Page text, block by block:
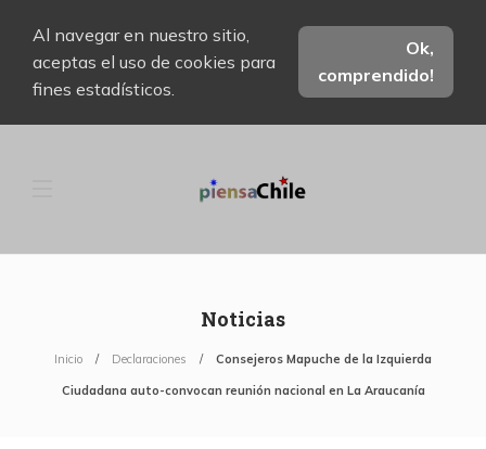
Al navegar en nuestro sitio,
aceptas el uso de cookies para
fines estadísticos.
Ok,
comprendido!
Noticias
Inicio Declaraciones Consejeros Mapuche de la Izquierda
Ciudadana auto-convocan reunión nacional en La Araucanía